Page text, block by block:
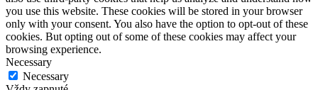
you use this website. These cookies will be stored in your browser
only with your consent. You also have the option to opt-out of these
cookies. But opting out of some of these cookies may affect your
browsing experience.
Necessary
Necessary